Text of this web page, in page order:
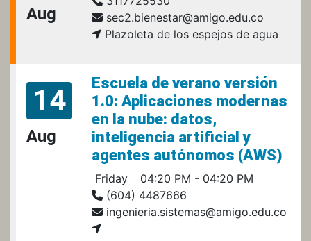
Aug
sec2.bienestar@amigo.edu.co
Plazoleta de los espejos de agua
14
Aug
Escuela de verano versión
1.0: Aplicaciones modernas
en la nube: datos,
inteligencia artificial y
agentes autónomos (AWS)
Friday
04:20 PM - 04:20 PM
(604) 4487666
ingenieria.sistemas@amigo.edu.co